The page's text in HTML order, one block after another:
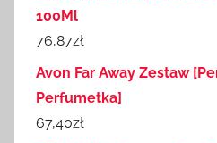
100Ml
76,87zł
Avon Far Away Zestaw
Perfumetka]
67,40zł